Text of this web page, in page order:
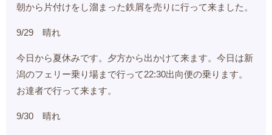
朝から片付けをし溜まった鉄屑を売りに行って来ました。
9/29 晴れ
今日から夏休みです。夕方から出かけて来ます。今日は新
潟のフェリー乗り場まで行って22:30出向便の乗ります。
お達者で行って来ます。
9/30 晴れ